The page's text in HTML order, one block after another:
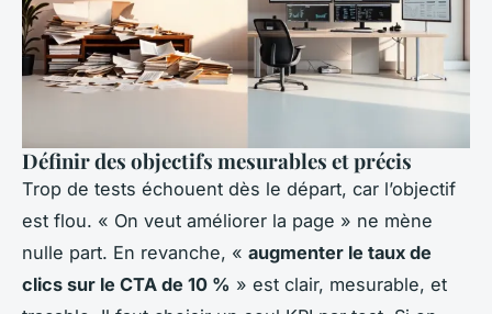
Définir des objectifs mesurables et précis
Trop de tests échouent dès le départ, car l’objectif
est flou. « On veut améliorer la page » ne mène
nulle part. En revanche, « augmenter le taux de
clics sur le CTA de 10 % » est clair, mesurable, et